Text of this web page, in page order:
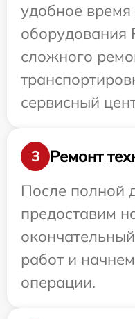
удобное
оборудования
сложного
сервисный
3
Ремонт
После полной
предоставим
работ и
операции.